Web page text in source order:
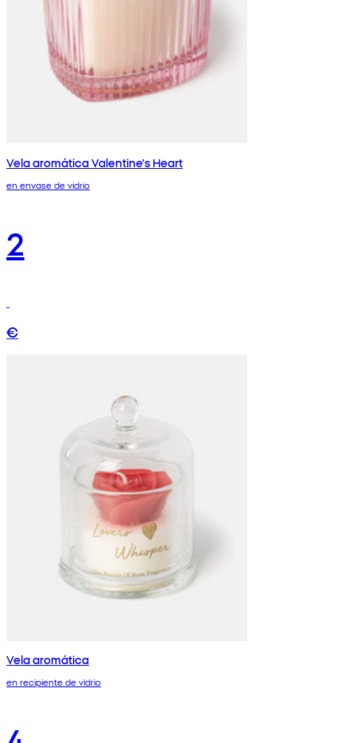
Vela aromática Valentine's Heart
en envase de vidrio
2
€
Vela aromática
en recipiente de vidrio